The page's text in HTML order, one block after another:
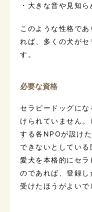
・大きな音や見知
このような性格で
れば、多くの犬がセ
す。
必要な資格
セラピードッグに
けられていません
する各NPOが設け
できないとしている
愛犬を本格的にセ
のであれば、登録
受けたほうがよいで